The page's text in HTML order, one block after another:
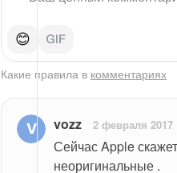
😊
Какие правила в комментариях
vozz 2 февраля 2017
Сейчас Apple
неоригинальные .